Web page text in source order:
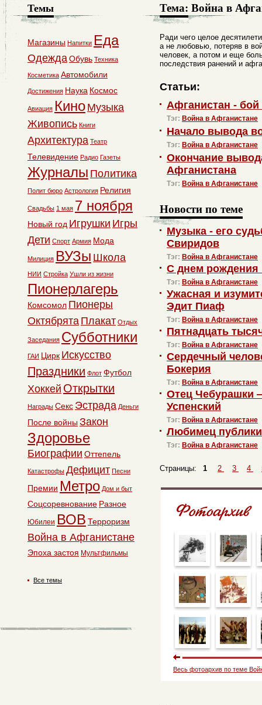
Тема: Война в
Ради чего целое
а не любовью, потеряв в
человек, а потом и еще
последствия ранений и
Статьи:
Афганистан - бой
Тэг: Война в Афганистане
Начало вывода
Тэг: Война в Афганистане
Окончание
Афганистана
Тэг: Война в Афганистане
Новости по теме
Музыка - его
Свиридов
Тэг: Война в Афганистане
С днем
Тэг: Война в Афганистане
Ужасная и
Эдит Пиаф
Тэг: Война в Афганистане
Пятнадцать
Тэг: Война в Афганистане
Сердечный
Бокерия
Тэг: Война в Афганистане
Отец Чебурашки
Успенский
Тэг: Война в Афганистане
Любимец
Тэг: Война в Афганистане
Страницы: 1 2 3 4
Весь фотоархив по теме
Темы
Магазины Напитки Еда
ОдеждаОбувь Техника
Косметика Автомобили
Достижения Наука Космос
Авиация Кино Музыка
Живопись Книги
Архитектура Театр
Телевидение Радио Газеты
Журналы Политика
Полит бюро Астрология Религия
Свадьбы 1 мая 7 ноября
Новый год Игрушки Игры
Дети Спорт Армия Мода
Милиция ВУЗы Школа
НИИ Стройка Ушли из жизни
Пионерлагерь
Комсомол Пионеры
Октябрята Плакат Отдых
Заседания Субботники
ГАИ Цирк Искусство
Праздники Флот Футбол
Хоккей Открытки
Награды Секс Эстрада Деньги
После войны Закон
Здоровье
Биографии Оттепель
Катастрофы Дефицит Песни
Премии Метро Дом и быт
Соцсоревнование Разное
Юбилеи ВОВ Терроризм
Война в Афганистане
Эпоха застоя Мультфильмы
Все темы